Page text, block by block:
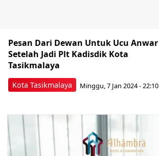
Kota Tasikmalaya
Pesan Dari Dewan Untuk Ucu Anwar
Setelah Jadi Plt Kadisdik Kota
Tasikmalaya
Minggu, 7 Jan 2024 - 22:10